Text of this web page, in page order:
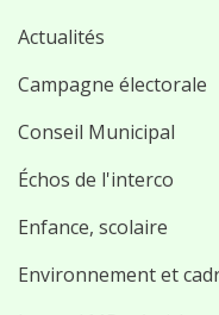
Actualités
Campagne électorale
Conseil Municipal
Échos de l'interco
Enfance, scolaire
Environnement et